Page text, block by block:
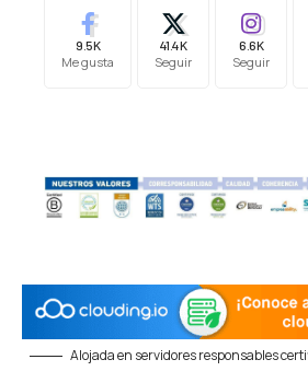
9.5K
Me gusta
41.4K
Seguir
6.6K
Seguir
Alojada en servidores responsables